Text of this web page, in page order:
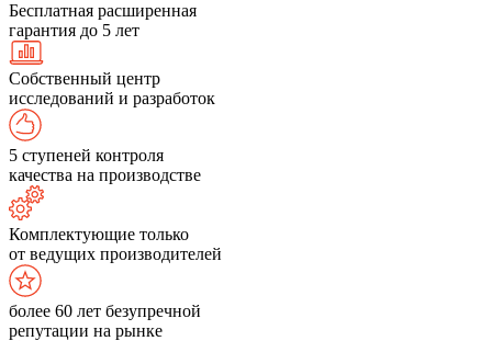
Бесплатная расширенная
гарантия до 5 лет
Собственный центр
исследований и разработок
5 ступеней контроля
качества на производстве
Комплектующие только
от ведущих производителей
более 60 лет безупречной
репутации на рынке